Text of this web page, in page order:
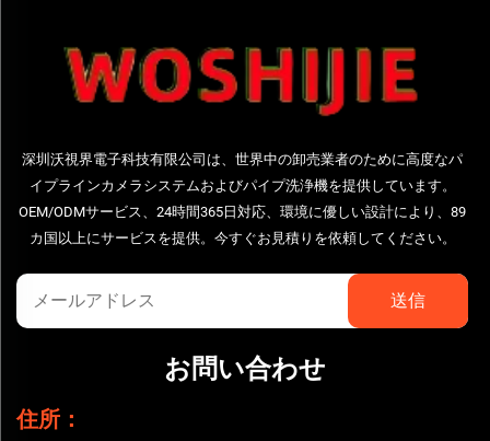
深圳沃視界電子科技有限公司は、世界中の卸売業者のために高度なパ
イプラインカメラシステムおよびパイプ洗浄機を提供しています。
OEM/ODMサービス、24時間365日対応、環境に優しい設計により、89
カ国以上にサービスを提供。今すぐお見積りを依頼してください。
お問い合わせ
住所：